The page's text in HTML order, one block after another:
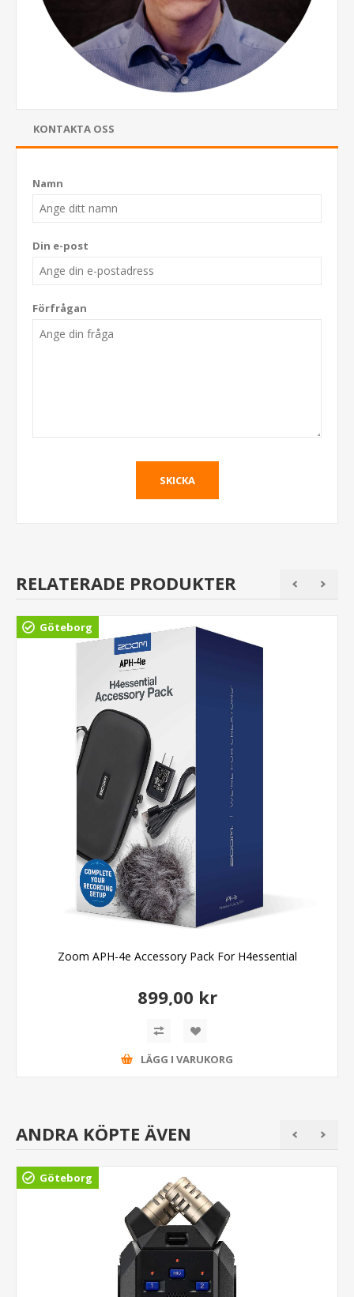
KONTAKTA OSS
Namn
Din e-post
Förfrågan
RELATERADE PRODUKTER
Göteborg
Zoom APH-4e Accessory Pack For H4essential
899,00 kr
LÄGG I VARUKORG
ANDRA KÖPTE ÄVEN
Göteborg